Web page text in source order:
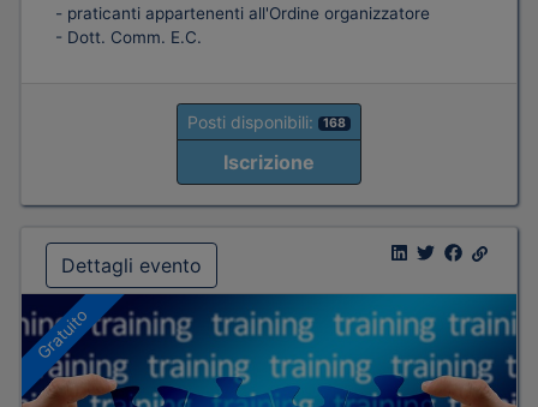
- praticanti appartenenti all'Ordine organizzatore
- Dott. Comm. E.C.
Posti disponibili: 168
Iscrizione
Dettagli evento
Gratuito